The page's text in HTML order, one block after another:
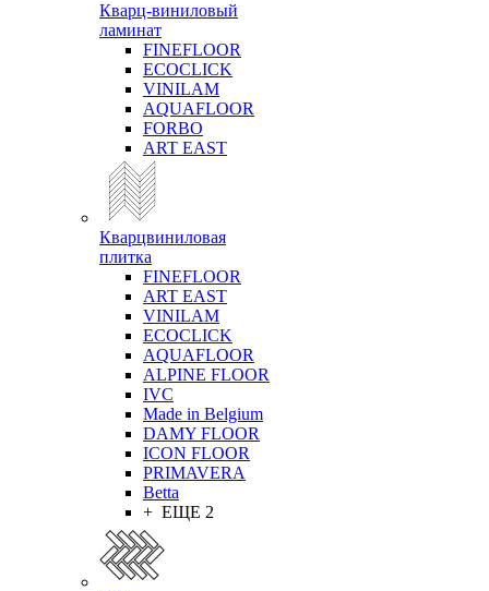
Кварц-виниловый
ламинат
FINEFLOOR
ECOCLICK
VINILAM
AQUAFLOOR
FORBO
ART EAST
Кварцвиниловая
плитка
FINEFLOOR
ART EAST
VINILAM
ECOCLICK
AQUAFLOOR
ALPINE FLOOR
IVC
Made in Belgium
DAMY FLOOR
ICON FLOOR
PRIMAVERA
Betta
+ ЕЩЕ 2